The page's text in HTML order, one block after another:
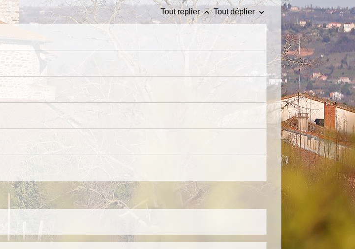
Tout replierkeyboard_arrow_up Tout déplierkeyboard_arrow_down